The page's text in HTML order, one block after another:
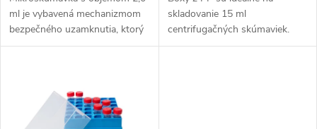
d
d
u
ml je vybavená mechanizmom
bezpečného uzamknutia, ktorý
zaručuje, že skúmavka zostane
skladovanie 15 ml
centrifugačných skúmaviek.
Priehľadné veko poskytuje